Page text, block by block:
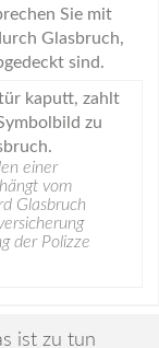
Sie mit
Glasbruch,
sind.
einer
vom
Glasbruch
der Polizze
ist zu tun